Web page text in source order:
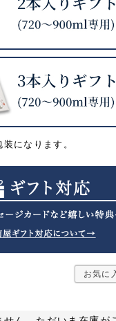
になります。
お気に